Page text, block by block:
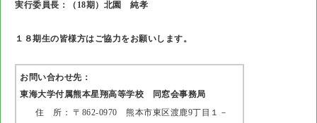
実行委員長：（18期）北園 純孝
１８期生の皆様方はご協力をお願いします。
お問い合わせ先：
東海大学付属熊本星翔高等学校 同窓会事務局
住 所： 〒862-0970 熊本市東区渡鹿9丁目１－